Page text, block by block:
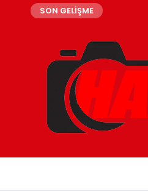
SON GELİŞME